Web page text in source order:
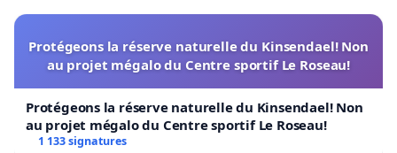
Protégeons la réserve naturelle du Kinsendael! Non
au projet mégalo du Centre sportif Le Roseau!
Protégeons la réserve naturelle du Kinsendael! Non
au projet mégalo du Centre sportif Le Roseau!
1 133 signatures